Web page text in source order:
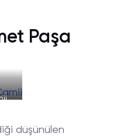
Paşa
düşünülen